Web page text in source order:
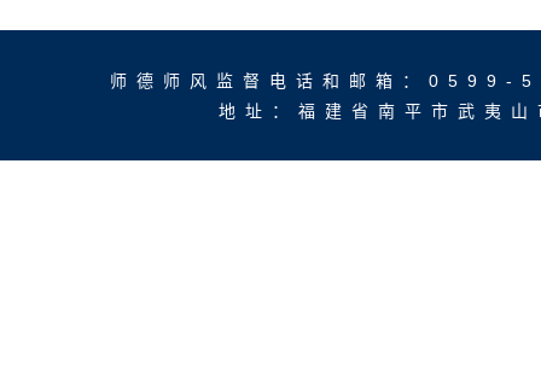
师德师风监督电话和邮箱：
地址：福建省南平市武